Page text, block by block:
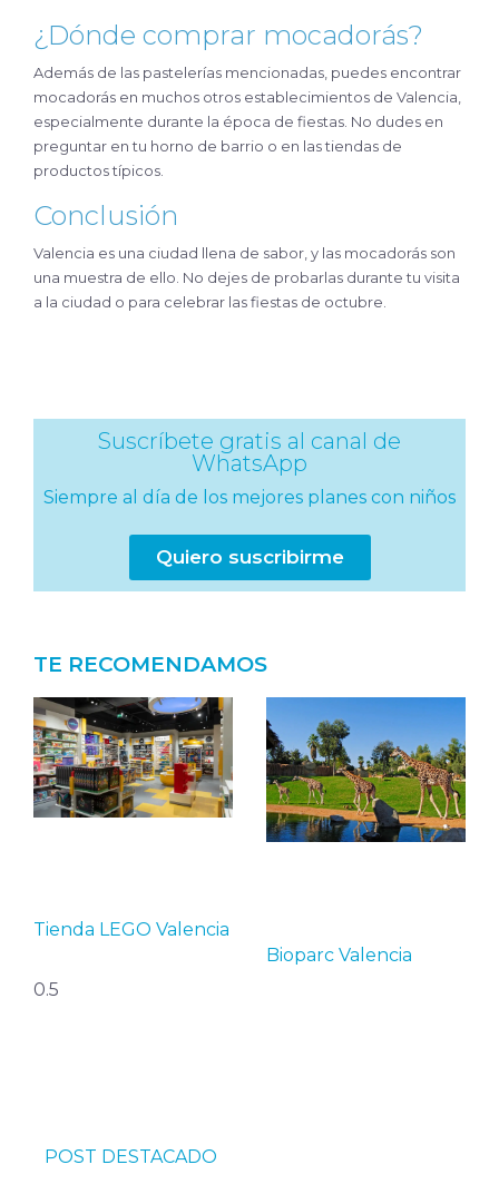
¿Dónde comprar mocadorás?
Además de las pastelerías mencionadas, puedes encontrar
mocadorás en muchos otros establecimientos de Valencia,
especialmente durante la época de fiestas. No dudes en
preguntar en tu horno de barrio o en las tiendas de
productos típicos.
Conclusión
Valencia es una ciudad llena de sabor, y las mocadorás son
una muestra de ello. No dejes de probarlas durante tu visita
a la ciudad o para celebrar las fiestas de octubre.
Suscríbete gratis al canal de
WhatsApp
Siempre al día de los mejores planes con niños
Quiero suscribirme
TE RECOMENDAMOS
Tienda LEGO Valencia
Bioparc Valencia
POST DESTACADO